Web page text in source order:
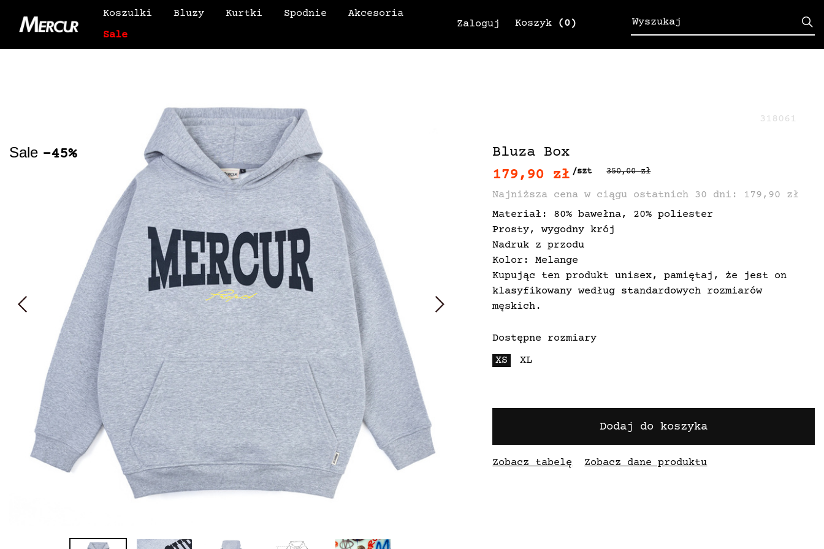
Koszyk (0)
Zaloguj
Koszulki Bluzy Kurtki Spodnie
Akcesoria
Sale
Sale -45% Bluza Box
318061
179,90 zł /szt 350,00 zł
Najniższa cena w ciągu ostatnich 30 dni: 179,90 zł
Materiał: 80% bawełna, 20% poliester
Prosty, wygodny krój
Nadruk z przodu
Kolor: Melange
Kupując ten produkt unisex, pamiętaj, że jest on
klasyfikowany według standardowych rozmiarów
męskich.
Dostępne rozmiary
XS
XL
Dodaj do koszyka
Zobacz tabelę Zobacz dane produktu